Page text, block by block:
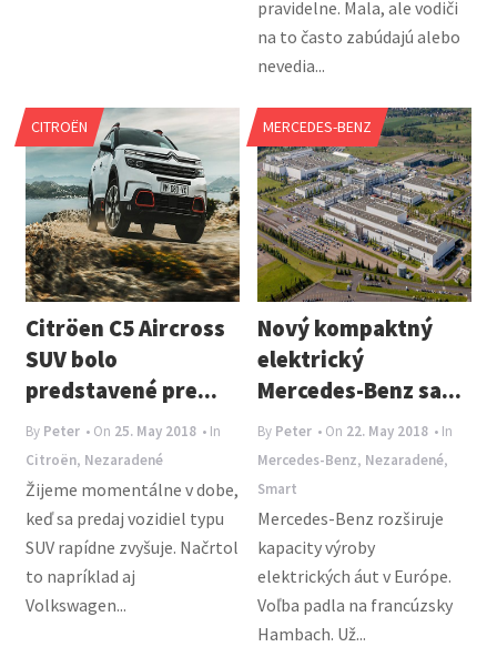
pravidelne. Mala, ale vodiči
na to často zabúdajú alebo
nevedia...
CITROËN
Citröen C5 Aircross
SUV bolo
predstavené pre...
By Peter • On 25. May 2018 • In
Citroën, Nezaradené
Žijeme momentálne v dobe,
keď sa predaj vozidiel typu
SUV rapídne zvyšuje. Načrtol
to napríklad aj
Volkswagen...
MERCEDES-BENZ
Nový kompaktný
elektrický
Mercedes-Benz sa...
By Peter • On 22. May 2018 • In
Mercedes-Benz, Nezaradené,
Smart
Mercedes-Benz rozširuje
kapacity výroby
elektrických áut v Európe.
Voľba padla na francúzsky
Hambach. Už...